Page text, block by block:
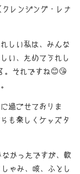
レンジング・レナ
しい私は、みんな
い、ためてうれし
。それですね😊😘
過ごせておりま
も楽しくケッズタ
かったですが、軟
ゃみ、咳、ふとし